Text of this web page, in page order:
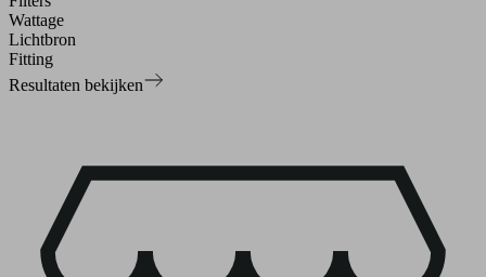
Wattage
Lichtbron
Fitting
Resultaten bekijken